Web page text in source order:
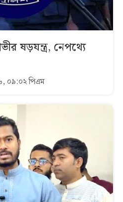
ষড়যন্ত্র, নেপথ্যে
০৯:০২ পিএম